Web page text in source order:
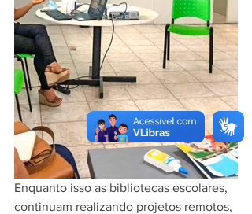
Enquanto isso as bibliotecas escolares,
continuam realizando projetos remotos,